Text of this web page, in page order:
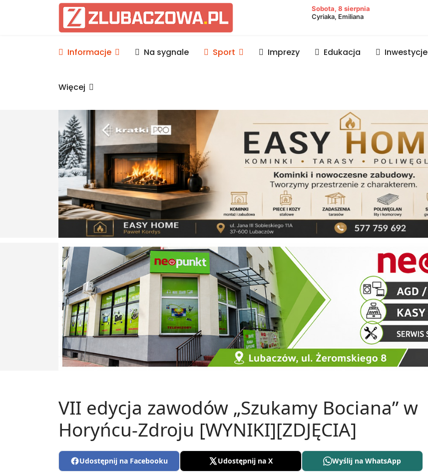
Informacje Lubaczów, powiat lubaczowski
Sobota, 8 sierpnia
Cyriaka, Emiliana
Informacje Na sygnale Sport Imprezy Edukacja Inwestycje
Więcej
VII edycja zawodów „Szukamy Bociana” w
Horyńcu-Zdroju [WYNIKI][ZDJĘCIA]
Udostępnij na Facebooku Udostępnij na X Wyślij na WhatsApp